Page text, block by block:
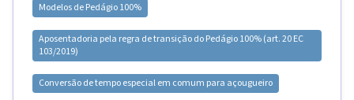
Modelos dePedágio 100%
Aposentadoria pela regra de transição do Pedágio 100% (art. 20 EC
103/2019)
Conversão de tempo especial em comum para açougueiro